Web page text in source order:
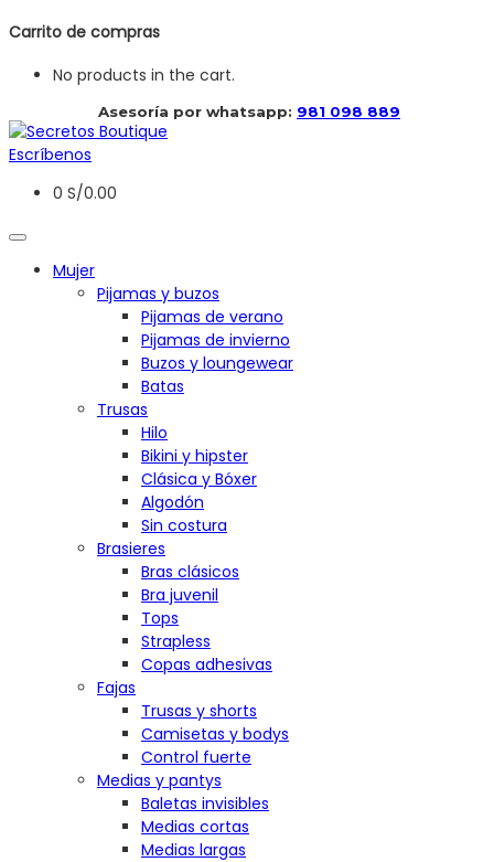
Carrito de compras
No products in the cart.
Asesoría por whatsapp: 981 098 889
Escríbenos
0 S/0.00
Mujer
Pijamas y buzos
Pijamas de verano
Pijamas de invierno
Buzos y loungewear
Batas
Trusas
Hilo
Bikini y hipster
Clásica y Bóxer
Algodón
Sin costura
Brasieres
Bras clásicos
Bra juvenil
Tops
Strapless
Copas adhesivas
Fajas
Trusas y shorts
Camisetas y bodys
Control fuerte
Medias y pantys
Baletas invisibles
Medias cortas
Medias largas